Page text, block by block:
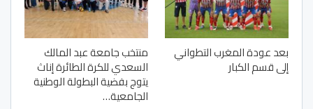
بعد عودة المغرب التطواني
إلى قسم الكبار
منتخب جامعة عبد المالك
السعدي للكرة الطائرة إناث
يتوج بفضية البطولة الوطنية
الجامعية…